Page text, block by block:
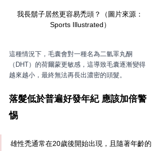
我長鬍子居然更容易禿頭？（圖片來源：
Sports Illustrated）
這種情況下，毛囊會對一種名為二氫睪丸酮
（DHT）的荷爾蒙更敏感，這導致毛囊逐漸變得
越來越小，最終無法再長出濃密的頭髮。
落髮低於普遍好發年紀 應該加倍警
惕
雄性禿通常在20歲後開始出現，且隨著年齡的